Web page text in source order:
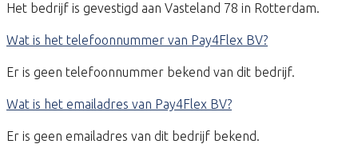
Het bedrijf is gevestigd aan Vasteland 78 in Rotterdam.
Wat is het telefoonnummer van Pay4Flex BV?
Er is geen telefoonnummer bekend van dit bedrijf.
Wat is het emailadres van Pay4Flex BV?
Er is geen emailadres van dit bedrijf bekend.